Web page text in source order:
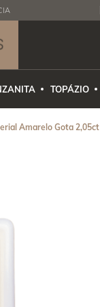
TOPÁZIO
Amarelo Gota 2,05ct